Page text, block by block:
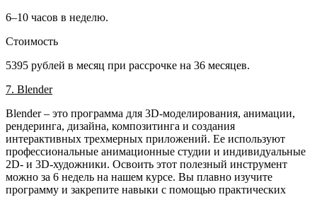
6–10 часов в неделю.
Стоимость
5395 рублей в месяц при рассрочке на 36 месяцев.
7. Blender
Blender – это программа для 3D-моделирования, анимации,
рендеринга, дизайна, композитинга и создания
интерактивных трехмерных приложений. Ее используют
профессиональные анимационные студии и индивидуальные
2D- и 3D-художники. Освоить этот полезный инструмент
можно за 6 недель на нашем курсе. Вы плавно изучите
программу и закрепите навыки с помощью практических